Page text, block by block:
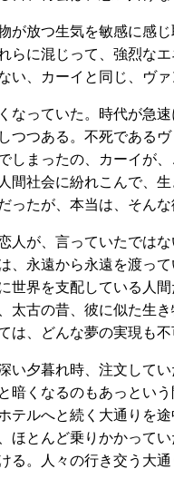
が放つ生気を敏感に感
らに混じって、強烈な
、カーイと同じ、ヴァ
なっていた。時代が急
つつある。不死である
しまったの、カーイが
間社会に紛れこんで、
ったが、本当は、そん
人が、言っていたでは
、永遠から永遠を渡っ
世界を支配している人
古の昔、彼に似た生
、どんな夢の実現も
い夕暮れ時、注文して
暗くなるのもあっとい
テルへと続く大通りを
ほとんど乗りかかって
る。人々の行き交う大